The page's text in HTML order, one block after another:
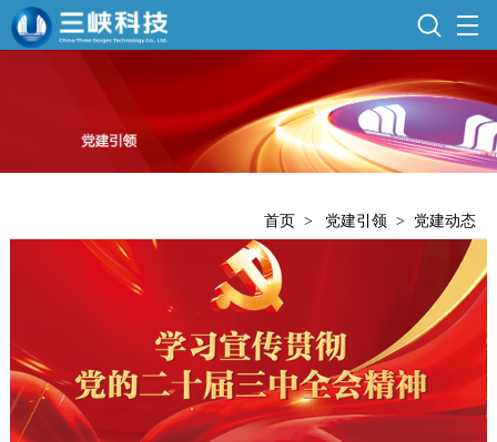
首页 > 党建引领 > 党建动态